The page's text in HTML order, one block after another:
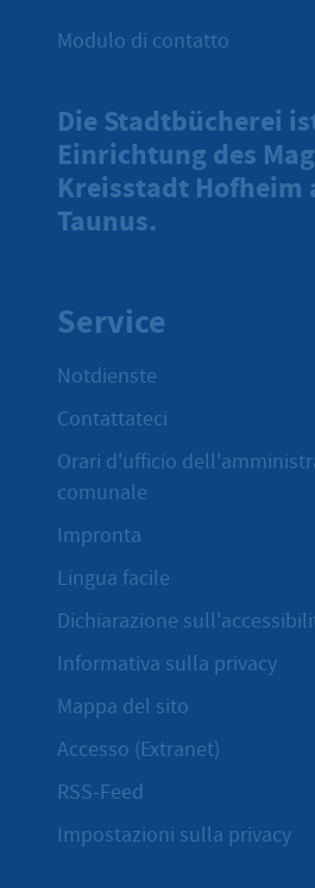
Modulo di contatto
Die Stadtbücherei
Einrichtung des
Kreisstadt Hofheim
Taunus.
Service
Notdienste
Contattateci
Orari d'ufficio
comunale
Impronta
Lingua facile
Dichiarazione
Informativa sulla privacy
Mappa del sito
Accesso (Extranet)
RSS-Feed
Impostazioni sulla privacy